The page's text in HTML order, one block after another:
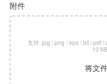
附件
支持 .jpg /.png /.eps /.txt /.pdf
10
将文